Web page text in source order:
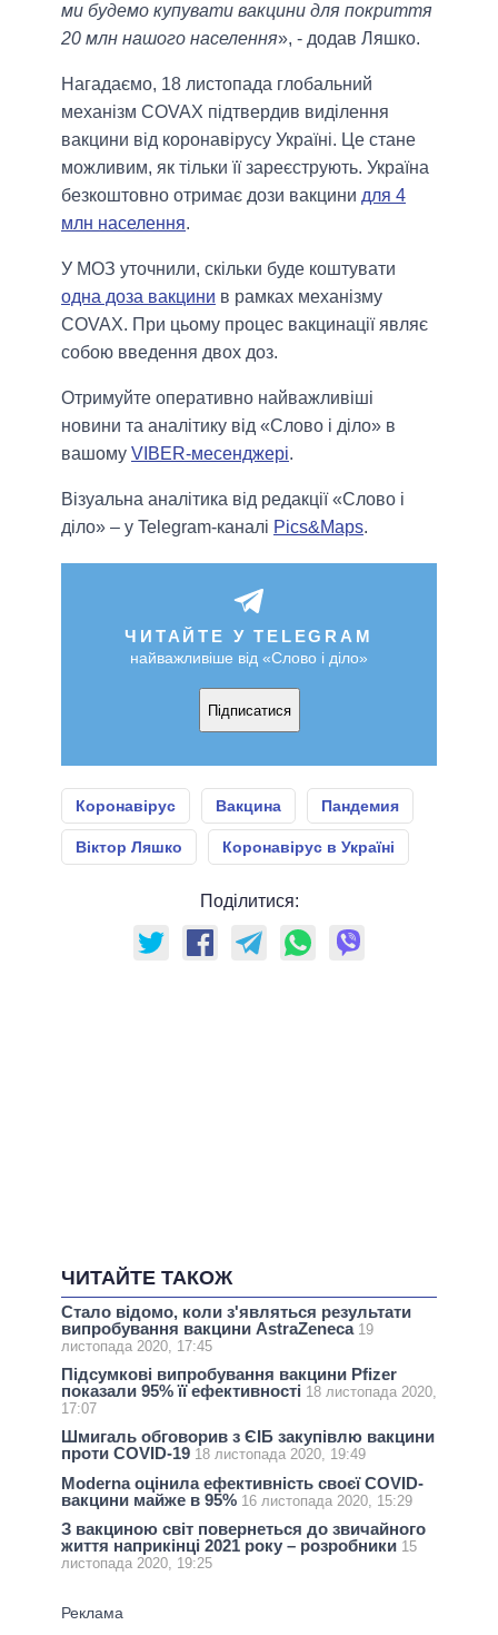
ми будемо купувати вакцини для покриття
20 млн нашого населення», - додав Ляшко.
Нагадаємо, 18 листопада глобальний
механізм COVAX підтвердив виділення
вакцини від коронавірусу Україні. Це стане
можливим, як тільки її зареєструють. Україна
безкоштовно отримає дози вакцини для 4
млн населення.
У МОЗ уточнили, скільки буде коштувати
одна доза вакцини в рамках механізму
COVAX. При цьому процес вакцинації являє
собою введення двох доз.
Отримуйте оперативно найважливіші
новини та аналітику від «Слово і діло» в
вашому VIBER-месенджері.
Візуальна аналітика від редакції «Слово і
діло» – у Telegram-каналі Pics&Maps.
ЧИТАЙТЕ У TELEGRAM
найважливіше від «Слово і діло»
Підписатися
Коронавірус Вакцина Пандемия
Віктор Ляшко Коронавірус в Україні
Поділитися:
ЧИТАЙТЕ ТАКОЖ
Стало відомо, коли з'являться результати
випробування вакцини AstraZeneca 19
листопада 2020, 17:45
Підсумкові випробування вакцини Pfizer
показали 95% її ефективності 18 листопада 2020,
17:07
Шмигаль обговорив з ЄІБ закупівлю вакцини
проти COVID-19 18 листопада 2020, 19:49
Moderna оцінила ефективність своєї COVID-
вакцини майже в 95% 16 листопада 2020, 15:29
З вакциною світ повернеться до звичайного
життя наприкінці 2021 року – розробники 15
листопада 2020, 19:25